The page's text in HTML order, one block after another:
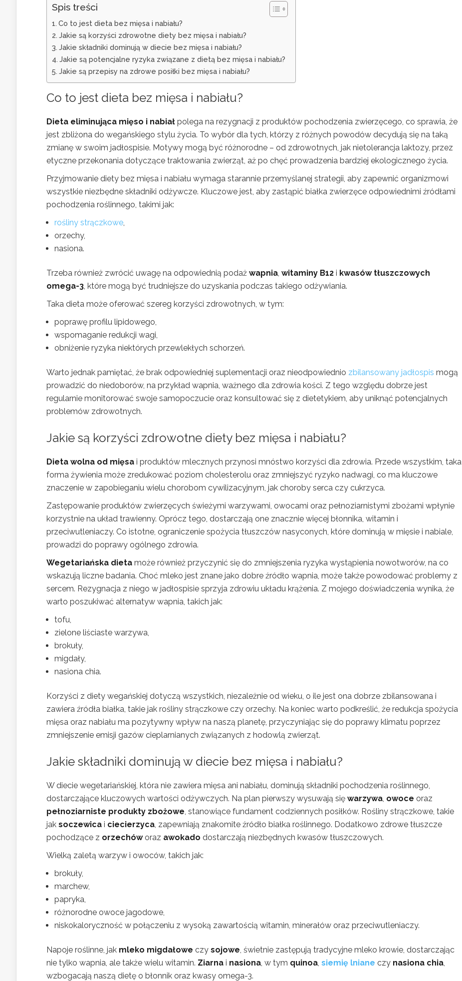
Spis treści
Co to jest dieta bez mięsa i nabiału?
Jakie są korzyści zdrowotne diety bez mięsa i nabiału?
Jakie składniki dominują w diecie bez mięsa i nabiału?
Jakie są potencjalne ryzyka związane z dietą bez mięsa i nabiału?
Jakie są przepisy na zdrowe posiłki bez mięsa i nabiału?
Co to jest dieta bez mięsa i nabiału?
Dieta eliminująca mięso i nabiał polega na rezygnacji z produktów pochodzenia zwierzęcego, co sprawia, że
jest zbliżona do wegańskiego stylu życia. To wybór dla tych, którzy z różnych powodów decydują się na taką
zmianę w swoim jadłospisie. Motywy mogą być różnorodne – od zdrowotnych, jak nietolerancja laktozy, przez
etyczne przekonania dotyczące traktowania zwierząt, aż po chęć prowadzenia bardziej ekologicznego życia.
Przyjmowanie diety bez mięsa i nabiału wymaga starannie przemyślanej strategii, aby zapewnić organizmowi
wszystkie niezbędne składniki odżywcze. Kluczowe jest, aby zastąpić białka zwierzęce odpowiednimi źródłami
pochodzenia roślinnego, takimi jak:
rośliny strączkowe,
orzechy,
nasiona.
Trzeba również zwrócić uwagę na odpowiednią podaż wapnia, witaminy B12 i kwasów tłuszczowych
omega-3, które mogą być trudniejsze do uzyskania podczas takiego odżywiania.
Taka dieta może oferować szereg korzyści zdrowotnych, w tym:
poprawę profilu lipidowego,
wspomaganie redukcji wagi,
obniżenie ryzyka niektórych przewlekłych schorzeń.
Warto jednak pamiętać, że brak odpowiedniej suplementacji oraz nieodpowiednio zbilansowany jadłospis mogą
prowadzić do niedoborów, na przykład wapnia, ważnego dla zdrowia kości. Z tego względu dobrze jest
regularnie monitorować swoje samopoczucie oraz konsultować się z dietetykiem, aby uniknąć potencjalnych
problemów zdrowotnych.
Jakie są korzyści zdrowotne diety bez mięsa i nabiału?
Dieta wolna od mięsa i produktów mlecznych przynosi mnóstwo korzyści dla zdrowia. Przede wszystkim, taka
forma żywienia może zredukować poziom cholesterolu oraz zmniejszyć ryzyko nadwagi, co ma kluczowe
znaczenie w zapobieganiu wielu chorobom cywilizacyjnym, jak choroby serca czy cukrzyca.
Zastępowanie produktów zwierzęcych świeżymi warzywami, owocami oraz pełnoziarnistymi zbożami wpłynie
korzystnie na układ trawienny. Oprócz tego, dostarczają one znacznie więcej błonnika, witamin i
przeciwutleniaczy. Co istotne, ograniczenie spożycia tłuszczów nasyconych, które dominują w mięsie i nabiale,
prowadzi do poprawy ogólnego zdrowia.
Wegetariańska dieta może również przyczynić się do zmniejszenia ryzyka wystąpienia nowotworów, na co
wskazują liczne badania. Choć mleko jest znane jako dobre źródło wapnia, może także powodować problemy z
sercem. Rezygnacja z niego w jadłospisie sprzyja zdrowiu układu krążenia. Z mojego doświadczenia wynika, że
warto poszukiwać alternatyw wapnia, takich jak:
tofu,
zielone liściaste warzywa,
brokuły,
migdały,
nasiona chia.
Korzyści z diety wegańskiej dotyczą wszystkich, niezależnie od wieku, o ile jest ona dobrze zbilansowana i
zawiera źródła białka, takie jak rośliny strączkowe czy orzechy. Na koniec warto podkreślić, że redukcja spożycia
mięsa oraz nabiału ma pozytywny wpływ na naszą planetę, przyczyniając się do poprawy klimatu poprzez
zmniejszenie emisji gazów cieplarnianych związanych z hodowlą zwierząt.
Jakie składniki dominują w diecie bez mięsa i nabiału?
W diecie wegetariańskiej, która nie zawiera mięsa ani nabiału, dominują składniki pochodzenia roślinnego,
dostarczające kluczowych wartości odżywczych. Na plan pierwszy wysuwają się warzywa, owoce oraz
pełnoziarniste produkty zbożowe, stanowiące fundament codziennych posiłków. Rośliny strączkowe, takie
jak soczewica i ciecierzyca, zapewniają znakomite źródło białka roślinnego. Dodatkowo zdrowe tłuszcze
pochodzące z orzechóworaz awokado dostarczają niezbędnych kwasów tłuszczowych.
Wielką zaletą warzyw i owoców, takich jak:
brokuły,
marchew,
papryka,
różnorodne owoce jagodowe,
niskokaloryczność w połączeniu z wysoką zawartością witamin, minerałów oraz przeciwutleniaczy.
Napoje roślinne, jak mleko migdałowe czy sojowe, świetnie zastępują tradycyjne mleko krowie, dostarczając
nie tylko wapnia, ale także wielu witamin. Ziarna i nasiona, w tym quinoa, siemię lniane czy nasiona chia,
wzbogacają naszą dietę o błonnik oraz kwasy omega-3.